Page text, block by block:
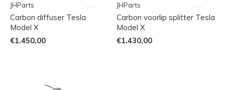
JHParts
Carbon diffuser Tesla
Model X
€1.450,00
JHParts
Carbon voorlip splitter Tesla
Model X
€1.430,00